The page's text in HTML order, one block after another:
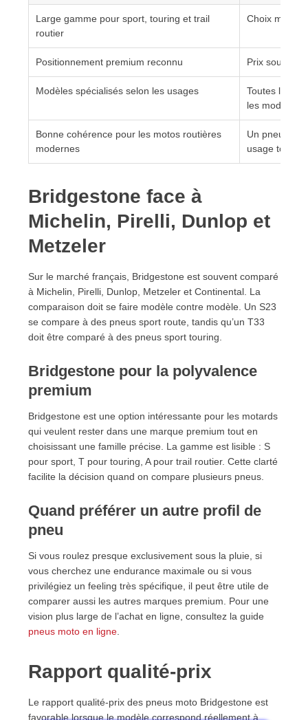
Large gamme pour sport, touring et trail
routier
Choix moins
Positionnement premium reconnu Prix souvent
Modèles spécialisés selon les usages
Toutes les
les modèles
Bonne cohérence pour les motos routières
modernes
Un pneu trop
usage touring
Bridgestone face à
Michelin, Pirelli, Dunlop et
Metzeler
Sur le marché français, Bridgestone est souvent comparé
à Michelin, Pirelli, Dunlop, Metzeler et Continental. La
comparaison doit se faire modèle contre modèle. Un S23
se compare à des pneus sport route, tandis qu’un T33
doit être comparé à des pneus sport touring.
Bridgestone pour la polyvalence
premium
Bridgestone est une option intéressante pour les motards
qui veulent rester dans une marque premium tout en
choisissant une famille précise. La gamme est lisible : S
pour sport, T pour touring, A pour trail routier. Cette clarté
facilite la décision quand on compare plusieurs pneus.
Quand préférer un autre profil de
pneu
Si vous roulez presque exclusivement sous la pluie, si
vous cherchez une endurance maximale ou si vous
privilégiez un feeling très spécifique, il peut être utile de
comparer aussi les autres marques premium. Pour une
vision plus large de l’achat en ligne, consultez la guide
pneus moto en ligne.
Rapport qualité-prix
Le rapport qualité-prix des pneus moto Bridgestone est
favorable lorsque le modèle correspond réellement à